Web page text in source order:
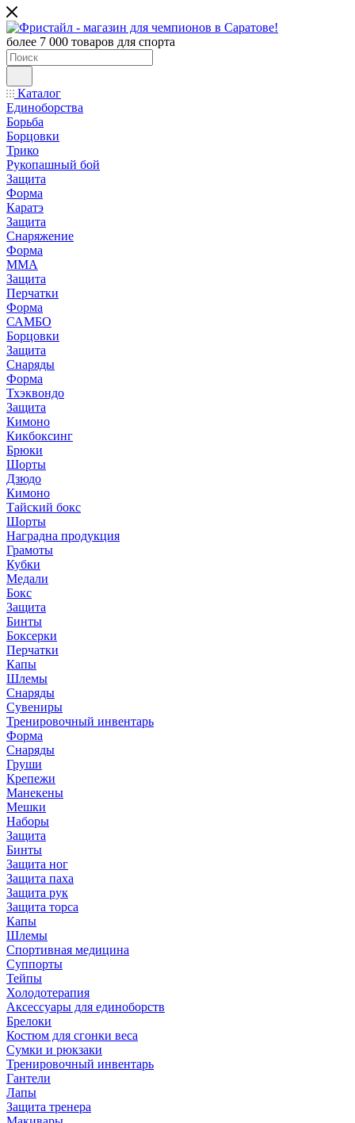
более 7 000 товаров для спорта
Каталог
Единоборства
Борьба
Борцовки
Трико
Рукопашный бой
Защита
Форма
Каратэ
Защита
Снаряжение
Форма
ММА
Защита
Перчатки
Форма
САМБО
Борцовки
Защита
Снаряды
Форма
Тхэквондо
Защита
Кимоно
Кикбоксинг
Брюки
Шорты
Дзюдо
Кимоно
Тайский бокс
Шорты
Наградна продукция
Грамоты
Кубки
Медали
Бокс
Защита
Бинты
Боксерки
Перчатки
Капы
Шлемы
Снаряды
Сувениры
Тренировочный инвентарь
Форма
Снаряды
Груши
Крепежи
Манекены
Мешки
Наборы
Защита
Бинты
Защита ног
Защита паха
Защита рук
Защита торса
Капы
Шлемы
Спортивная медицина
Суппорты
Тейпы
Холодотерапия
Аксессуары для единоборств
Брелоки
Костюм для сгонки веса
Сумки и рюкзаки
Тренировочный инвентарь
Гантели
Лапы
Защита тренера